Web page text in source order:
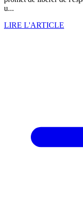
u...
LIRE L'ARTICLE